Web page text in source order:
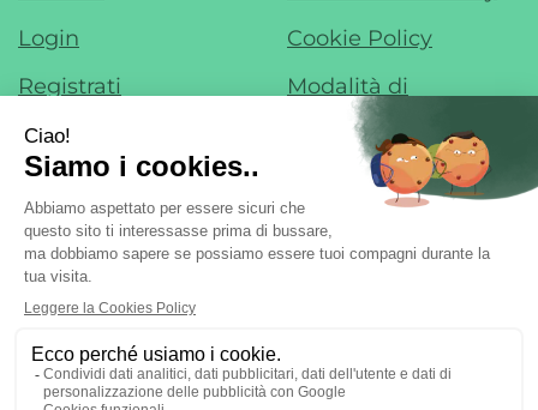
Login
Registrati
Contatti
Iscrizione alla
Newsletter
Cookie Policy
Modalità di
Pagamento
Modalità di
Spedizione e Ritiro
Condizioni di Vendita
Farmacia di Liscate sas - Dr. F. Nobile &
C.